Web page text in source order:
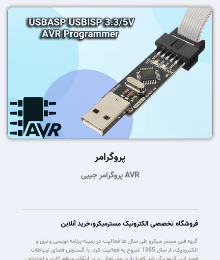
پروگرامر
پروگرامر جیبی AVR
فروشگاه تخصصی الکترونیک مسترمیکرو،خرید آنلاین
گروه فنی مستر میکرو طی سال ها فعالیت در زمینه برنامه نویسی و برق و
الکترونیک، از سال 1385 شروع به فعالیت کرد. با گسترش فضای ارتباطات